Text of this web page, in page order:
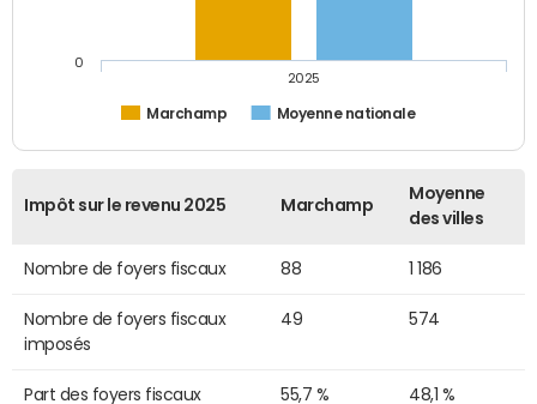
Marchamp Moyenne nationale
2025
0
Impôt sur le revenu 2025 Marchamp
Moyenne
des villes
Nombre de foyers fiscaux 88 1 186
Nombre de foyers fiscaux
imposés
49 574
Part des foyers fiscaux
55,7 % 48,1 %